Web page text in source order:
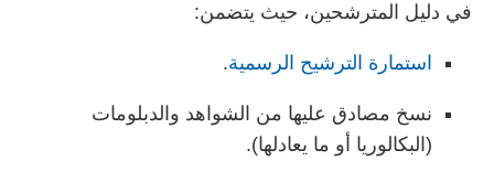
في دليل المترشحين، حيث يتضمن:
استمارة الترشيح الرسمية.
نسخ مصادق عليها من الشواهد والدبلومات
(البكالوريا أو ما يعادلها).